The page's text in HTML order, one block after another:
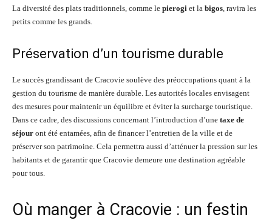
La diversité des plats traditionnels, comme le pierogi et la bigos, ravira les
petits comme les grands.
Préservation d’un tourisme durable
Le succès grandissant de Cracovie soulève des préoccupations quant à la
gestion du tourisme de manière durable. Les autorités locales envisagent
des mesures pour maintenir un équilibre et éviter la surcharge touristique.
Dans ce cadre, des discussions concernant l’introduction d’une taxe de
séjour ont été entamées, afin de financer l’entretien de la ville et de
préserver son patrimoine. Cela permettra aussi d’atténuer la pression sur les
habitants et de garantir que Cracovie demeure une destination agréable
pour tous.
Où manger à Cracovie : un festin